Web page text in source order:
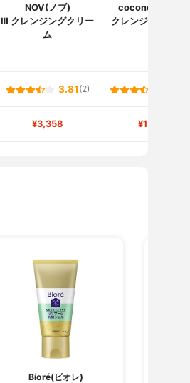
NOV(ノブ)
Ⅲ クレンジングクリー
ム
cocone(ココネ)
クレンジングバーム
3.81 (2)
¥3,358 ¥1,980
Bioré(ビオレ)